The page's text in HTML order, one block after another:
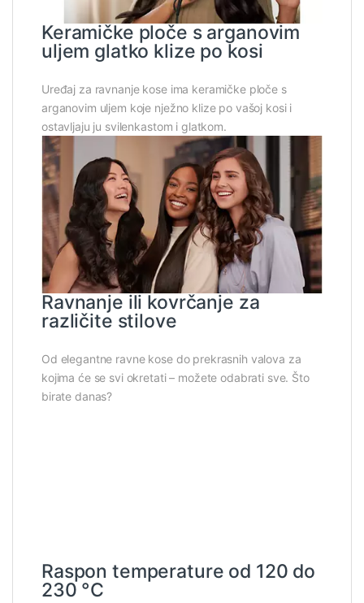
Keramičke ploče s arganovim
uljem glatko klize po kosi
Uređaj za ravnanje kose ima keramičke ploče s
arganovim uljem koje nježno klize po vašoj kosi i
ostavljaju ju svilenkastom i glatkom.
Ravnanje ili kovrčanje za
različite stilove
Od elegantne ravne kose do prekrasnih valova za
kojima će se svi okretati – možete odabrati sve. Što
birate danas?
Raspon temperature od 120 do
230 °C